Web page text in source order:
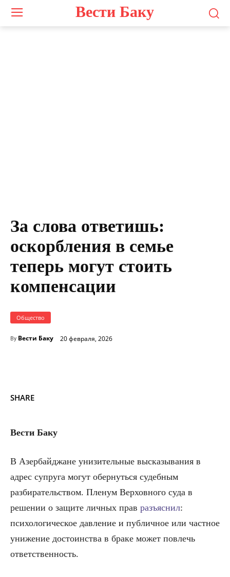
Вести Баку
За слова ответишь:
оскорбления в семье
теперь могут стоить
компенсации
Общество
By Вести Баку 20 февраля, 2026
SHARE
Вести Баку
В Азербайджане унизительные высказывания в
адрес супруга могут обернуться судебным
разбирательством. Пленум Верховного суда в
решении о защите личных прав разъяснил:
психологическое давление и публичное или частное
унижение достоинства в браке может повлечь
ответственность.